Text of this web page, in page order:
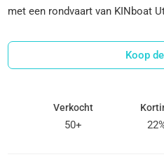
met een rondvaart van KINboat
Koop
Verkocht
50+